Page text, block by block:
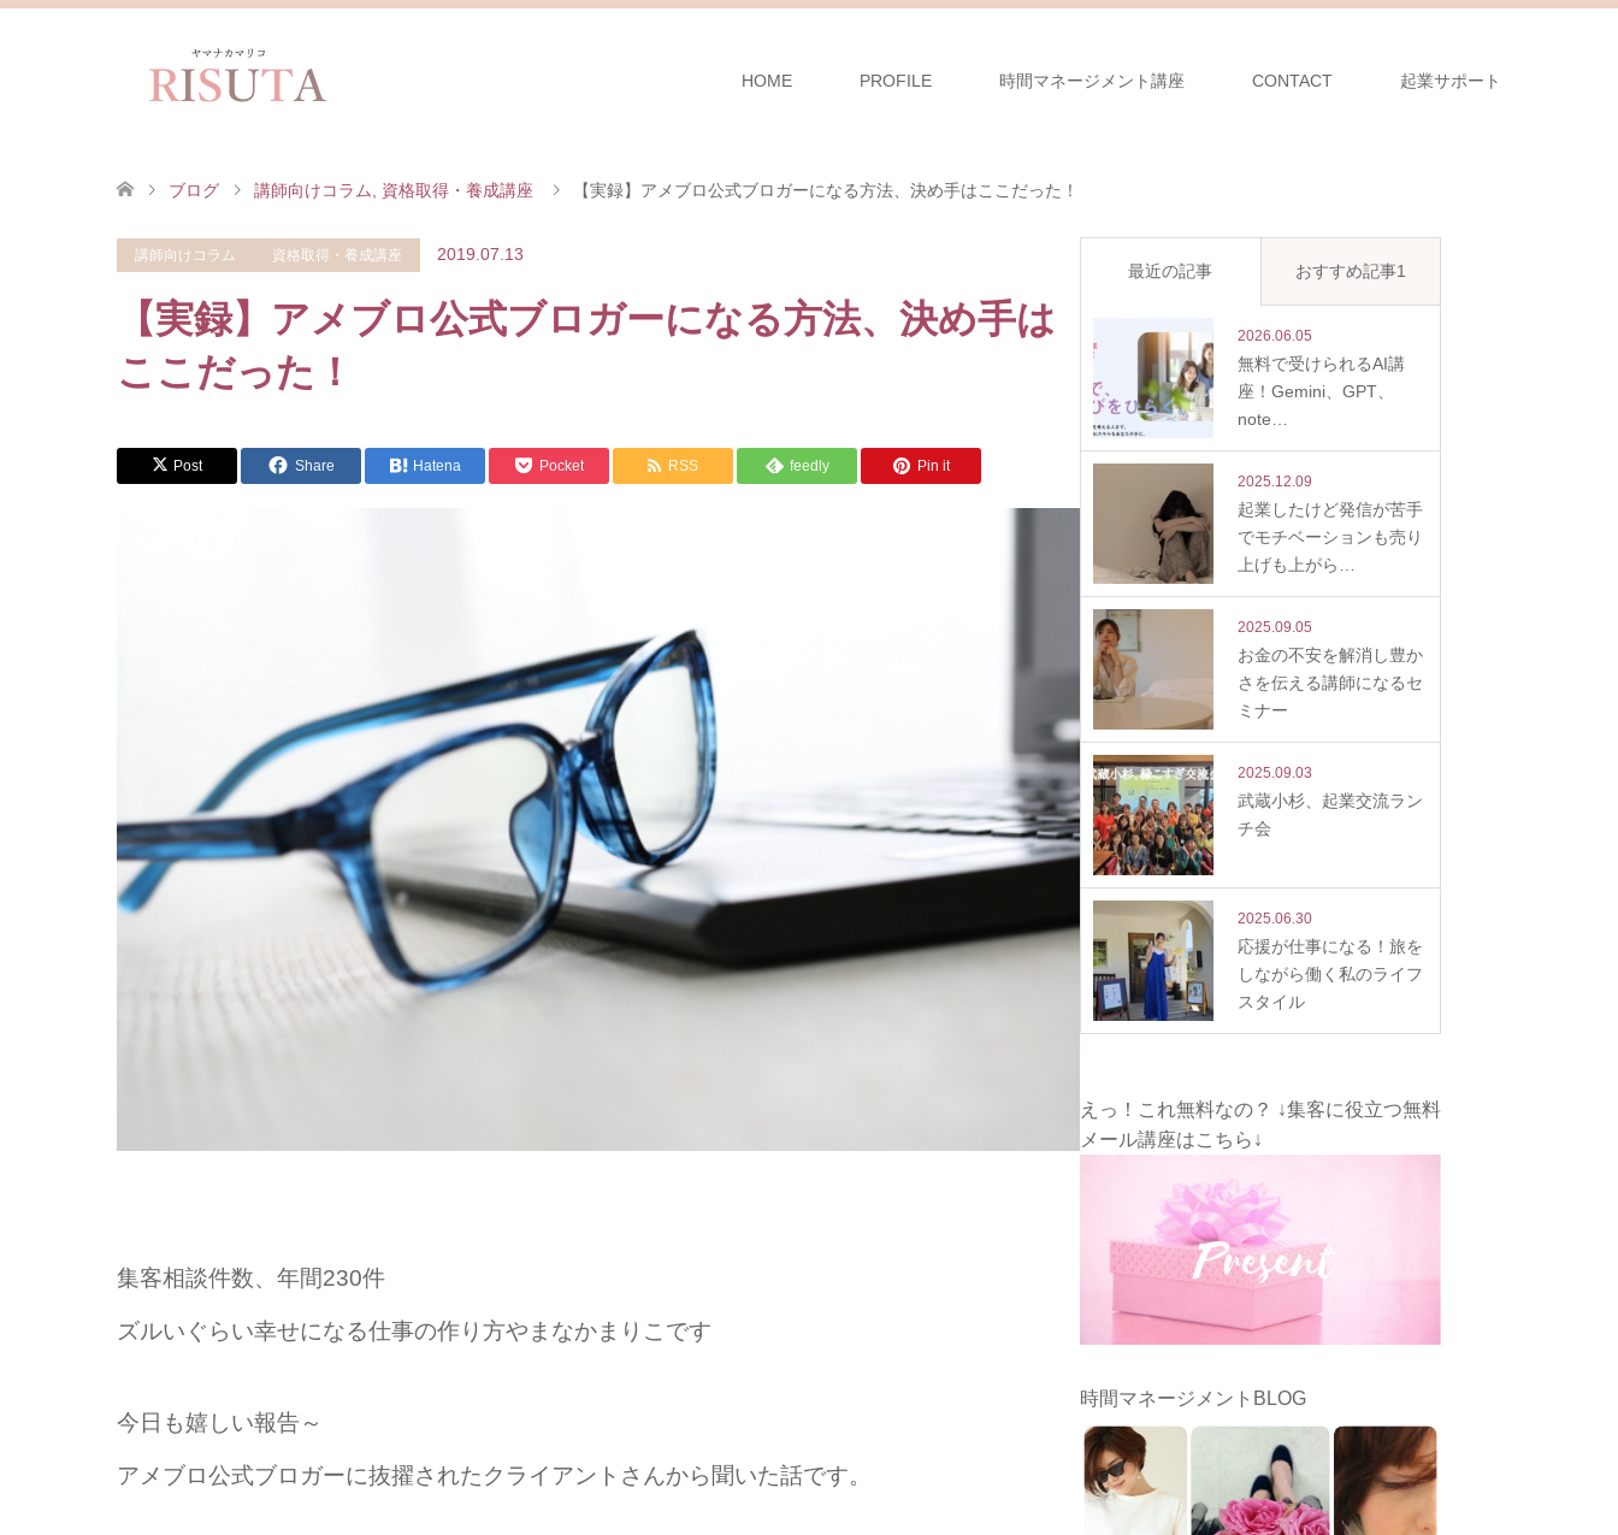
HOME PROFILE 時間マネージメント講座 CONTACT 起業サポート
ブログ 講師向けコラム 資格取得・養成講座 【実録】アメブロ公式ブロガーになる方法、決め手はここだった！
講師向けコラム 資格取得・養成講座 2019.07.13
【実録】アメブロ公式ブロガーになる方法、決め手は
ここだった！
Post Share Hatena Pocket RSS feedly Pin it
集客相談件数、年間230件
ズルいぐらい幸せになる仕事の作り方やまなかまりこです
今日も嬉しい報告～
アメブロ公式ブロガーに抜擢されたクライアントさんから聞いた話です。
最近の記事 おすすめ記事1
2026.06.05
無料で受けられるAI講
座！Gemini、GPT、
note…
2025.12.09
起業したけど発信が苦手
でモチベーションも売り
上げも上がら…
2025.09.05
お金の不安を解消し豊か
さを伝える講師になるセ
ミナー
2025.09.03
武蔵小杉、起業交流ラン
チ会
2025.06.30
応援が仕事になる！旅を
しながら働く私のライフ
スタイル
えっ！これ無料なの？ ↓集客に役立つ無料
メール講座はこちら↓
時間マネージメントBLOG